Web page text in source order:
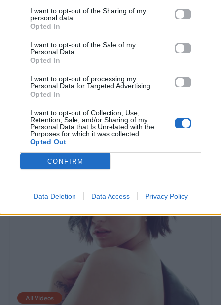
I want to opt-out of the Sharing of my
personal data.
Opted In
I want to opt-out of the Sale of my
Personal Data.
Opted In
I want to opt-out of processing my
Personal Data for Targeted Advertising.
Opted In
I want to opt-out of Collection, Use,
Retention, Sale, and/or Sharing of my
Personal Data that Is Unrelated with the
Purposes for which it was collected.
Opted Out
CONFIRM
Data Deletion Data Access Privacy Policy
All Videos
H διπλή γκάφα του
Ντάνου στο Survivor
που δεν πρόσεξε
25.05.2017
All Videos
Αυτός ο άνθρωπος
κλείστηκε δεμένος
αποδράσει.
27.04.2017
All Videos